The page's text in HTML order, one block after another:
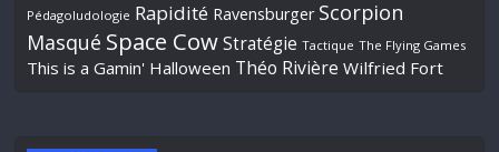
Pédagoludologie Rapidité Ravensburger Scorpion
Masqué Space Cow Stratégie Tactique The Flying Games
This is a Gamin' Halloween Théo Rivière Wilfried Fort